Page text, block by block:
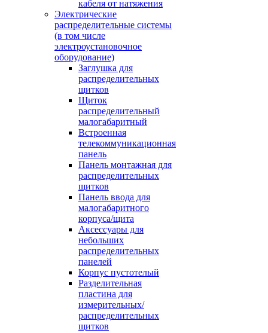
кабеля от натяжения
Электрические
распределительные системы
(в том числе
электроустановочное
оборудование)
Заглушка для
распределительных
щитков
Щиток
распределительный
малогабаритный
Встроенная
телекоммуникационная
панель
Панель монтажная для
распределительных
щитков
Панель ввода для
малогабаритного
корпуса/щита
Аксессуары для
небольших
распределительных
панелей
Корпус пустотелый
Разделительная
пластина для
измерительных/
распределительных
щитков